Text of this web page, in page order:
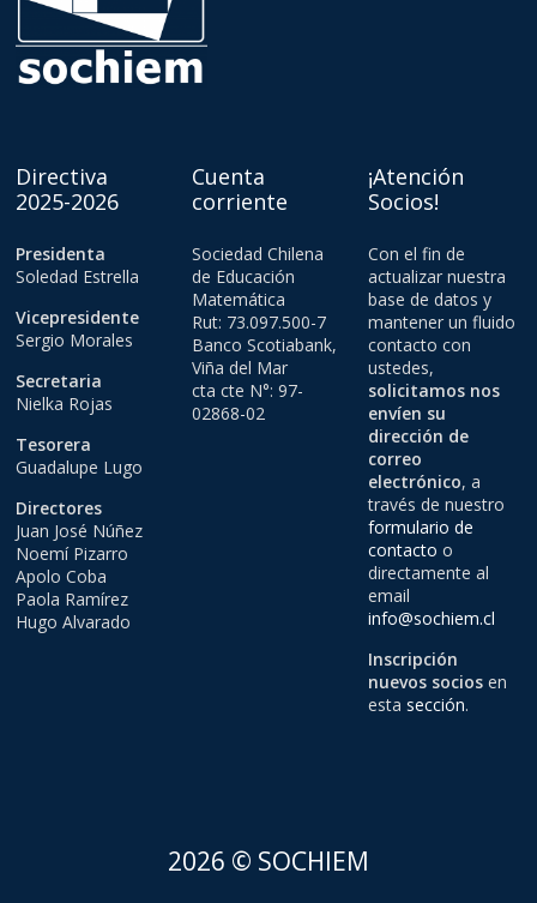
Directiva
2025-2026
Presidenta
Soledad Estrella
Vicepresidente
Sergio Morales
Secretaria
Nielka Rojas
Tesorera
Guadalupe Lugo
Directores
Juan José Núñez
Noemí Pizarro
Apolo Coba
Paola Ramírez
Hugo Alvarado
Cuenta
corriente
Sociedad Chilena
de Educación
Matemática
Rut: 73.097.500-7
Banco Scotiabank,
Viña del Mar
cta cte N°: 97-
02868-02
¡Atención
Socios!
Con el fin de
actualizar nuestra
base de datos y
mantener un fluido
contacto con
ustedes,
solicitamos nos
envíen su
dirección de
correo
electrónico, a
través de nuestro
formulario de
contacto o
directamente al
email
info@sochiem.cl
Inscripción
nuevos sociosen
esta sección.
2026 © SOCHIEM